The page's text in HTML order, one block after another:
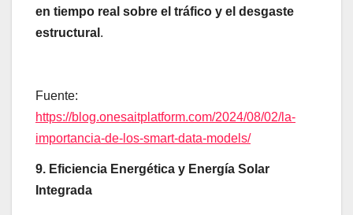
en tiempo real sobre el tráfico y el desgaste
estructural .
Fuente:
https://blog.onesaitplatform.com/2024/08/02/la-
importancia-de-los-smart-data-models/
9. Eficiencia Energética y Energía Solar
Integrada